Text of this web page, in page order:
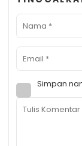
Simpan